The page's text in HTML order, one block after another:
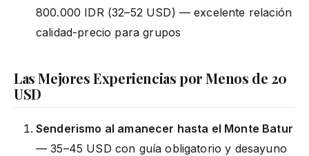
800.000 IDR (32–52 USD) — excelente relación
calidad-precio para grupos
Las Mejores Experiencias por Menos de 20
USD
Senderismo al amanecer hasta el Monte Batur
— 35–45 USD con guía obligatorio y desayuno